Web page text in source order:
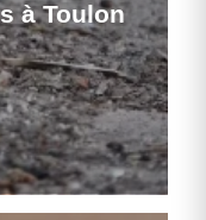
à Toulon